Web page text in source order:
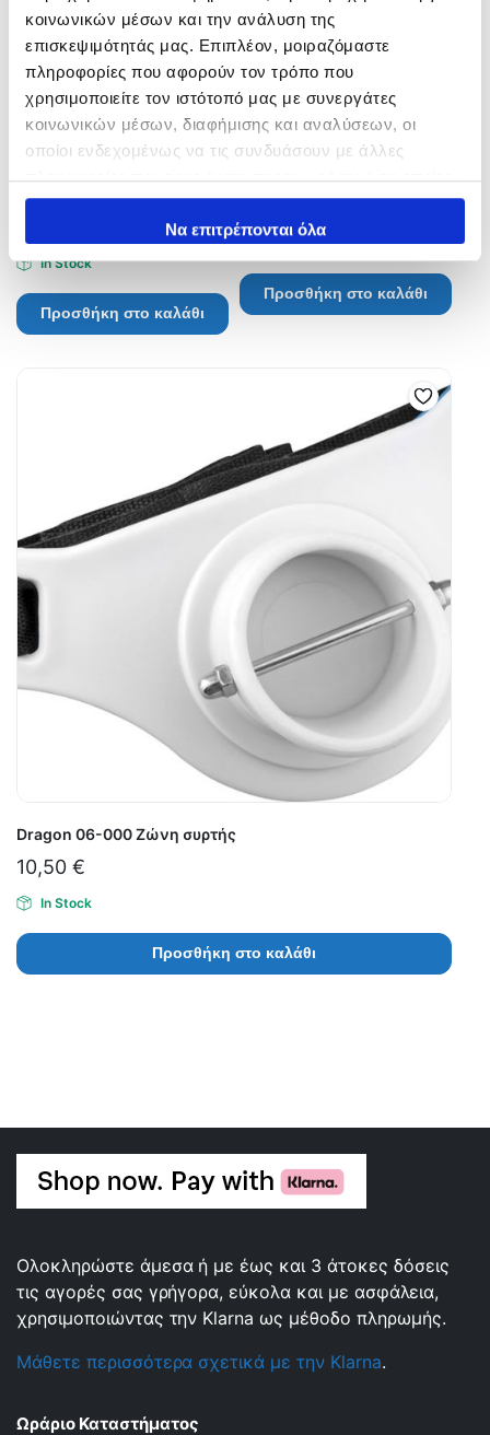
κοινωνικών μέσων και την ανάλυση της
επισκεψιμότητάς μας. Επιπλέον, μοιραζόμαστε
πληροφορίες που αφορούν τον τρόπο που
χρησιμοποιείτε τον ιστότοπό μας με συνεργάτες
κοινωνικών μέσων, διαφήμισης και αναλύσεων, οι
οποίοι ενδεχομένως να τις συνδυάσουν με άλλες
πληροφορίες που τους έχετε παραχωρήσει ή τις οποίες
έχουν συλλέξει σε σχέση με την από μέρους σας χρήση
των υπηρεσιών τους.Να επιτρέπονται όλα
UNIVERSAL HOLDER 20cm
In Stock
Προσθήκη στο καλάθι
15,00€
In Stock
Προσθήκη στο καλάθι
Dragon 06-000 Ζώνη συρτής
10,50 €
In Stock
Προσθήκη στο καλάθι
Ολοκληρώστε άμεσα ή με έως και 3 άτοκες δόσεις
τις αγορές σας γρήγορα, εύκολα και με ασφάλεια,
χρησιμοποιώντας την Klarna ως μέθοδο πληρωμής.
Μάθετε περισσότερα σχετικά με την Klarna.
Ωράριο Καταστήματος